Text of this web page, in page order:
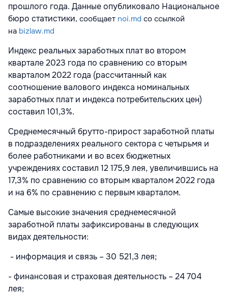
прошлого года. Данные опубликовало Национальное
бюро статистики, сообщает noi.md со ссылкой
на bizlaw.md
Индекс реальных заработных плат во втором
квартале 2023 года по сравнению со вторым
кварталом 2022 года (рассчитанный как
соотношение валового индекса номинальных
заработных плат и индекса потребительских цен)
составил 101,3%.
Среднемесячный брутто-прирост заработной платы
в подразделениях реального сектора с четырьмя и
более работниками и во всех бюджетных
учреждениях составил 12 175,9 лея, увеличившись на
17,3% по сравнению со вторым кварталом 2022 года
и на 6% по сравнению с первым кварталом.
Самые высокие значения среднемесячной
заработной платы зафиксированы в следующих
видах деятельности:
- информация и связь – 30 521,3 лея;
- финансовая и страховая деятельность – 24 704
лея;